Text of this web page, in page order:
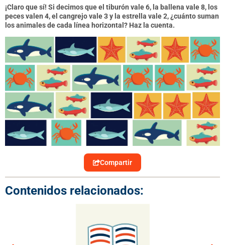
¡Claro que sí! Si decimos que el tiburón vale 6, la ballena vale 8, los
peces valen 4, el cangrejo vale 3 y la estrella vale 2, ¿cuánto suman
los animales de cada línea horizontal? Haz la cuenta.
Compartir
Contenidos relacionados: